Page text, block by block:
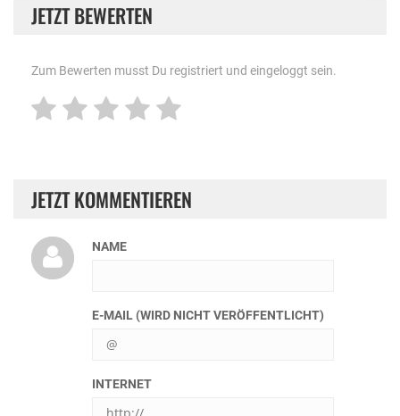
JETZT BEWERTEN
Zum Bewerten musst Du registriert und eingeloggt sein.
JETZT KOMMENTIEREN
NAME
E-MAIL (WIRD NICHT VERÖFFENTLICHT)
INTERNET